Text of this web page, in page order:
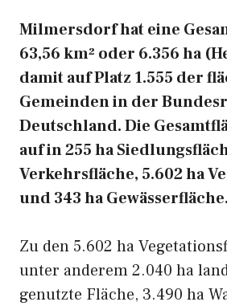
Milmersdorf hat eine
63,56 km² oder 6.356 ha
damit auf Platz 1.555 der
Gemeinden in der
Deutschland. Die
auf in 255 ha
Verkehrsfläche, 5.602 ha
und 343 ha Gewässerfläche.
Zu den 5.602 ha
unter anderem 2.040 ha
genutzte Fläche, 3.490 ha